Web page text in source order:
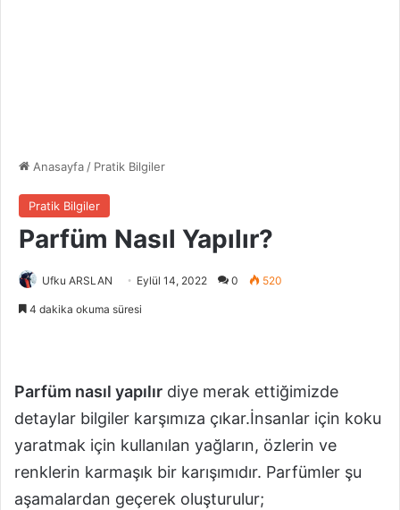
Anasayfa/ Pratik Bilgiler
Pratik Bilgiler
Parfüm Nasıl Yapılır?
Ufku ARSLAN Eylül 14, 2022 0 520
4 dakika okuma süresi
Parfüm nasıl yapılır diye merak ettiğimizde
detaylar bilgiler karşımıza çıkar.İnsanlar için koku
yaratmak için kullanılan yağların, özlerin ve
renklerin karmaşık bir karışımıdır. Parfümler şu
aşamalardan geçerek oluşturulur;